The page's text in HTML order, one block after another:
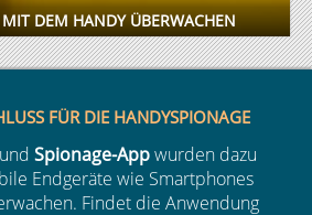
DEM HANDY ÜBERWACHEN
FÜR DIE HANDYSPIONAGE
und Spionage-Appwurden dazu
Endgeräte wie Smartphones
Findet die Anwendung